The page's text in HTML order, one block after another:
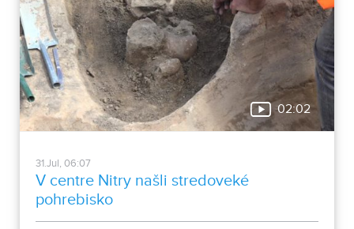
02:02
31.Jul, 06:07
V centre Nitry našli stredoveké
pohrebisko